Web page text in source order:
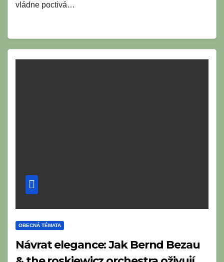
vládne poctivá…
OBECNÁ TÉMATA
Návrat elegance: Jak Bernd Bezau